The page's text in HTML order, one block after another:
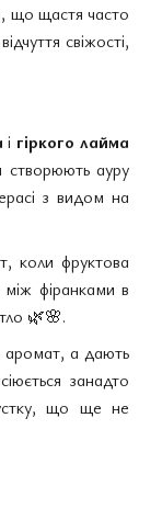
що щастя часто
свіжості,
і гіркого лайма
створюють ауру
з видом на
коли фруктова
фіранками в
🌿🌸.
аромат, а дають
занадто
що ще не